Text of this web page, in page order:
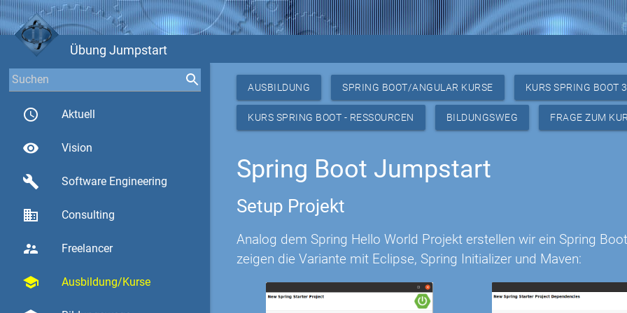
Übung Jumpstart
access_time Aktuell
visibility Vision
build Software Engineering
business Consulting
supervisor_account Freelancer
school Ausbildung/Kurse
AUSBILDUNG SPRING BOOT/ANGULAR KURSE KURS SPRING BOOT 3
KURS SPRING BOOT - RESSOURCEN BILDUNGSWEG FRAGE ZUM
Spring Boot Jumpstart
Setup Projekt
Analog dem Spring Hello World Projekt erstellen wir ein Spring
zeigen die Variante mit Eclipse, Spring Initializer und Maven: